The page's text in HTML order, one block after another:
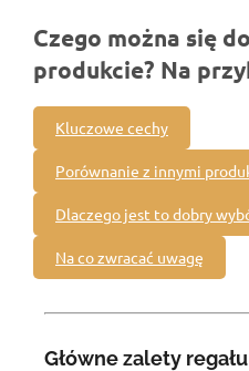
Czego można się
produkcie? Na
Kluczowe cechy
Porównanie z innymi
Dlaczego jest to dobry
Na co zwracać uwagę
Główne zalety regału